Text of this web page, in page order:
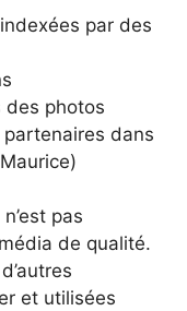
par des
des photos
dans
pas
de qualité.
et utilisées